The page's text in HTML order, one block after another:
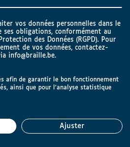
vos données personnelles dans le
obligations, conformément au
des Données (RGPD). Pour
de vos données, contactez-
info@braille.be.
afin de garantir le bon fonctionnement
ainsi que pour l’analyse statistique
Ajuster